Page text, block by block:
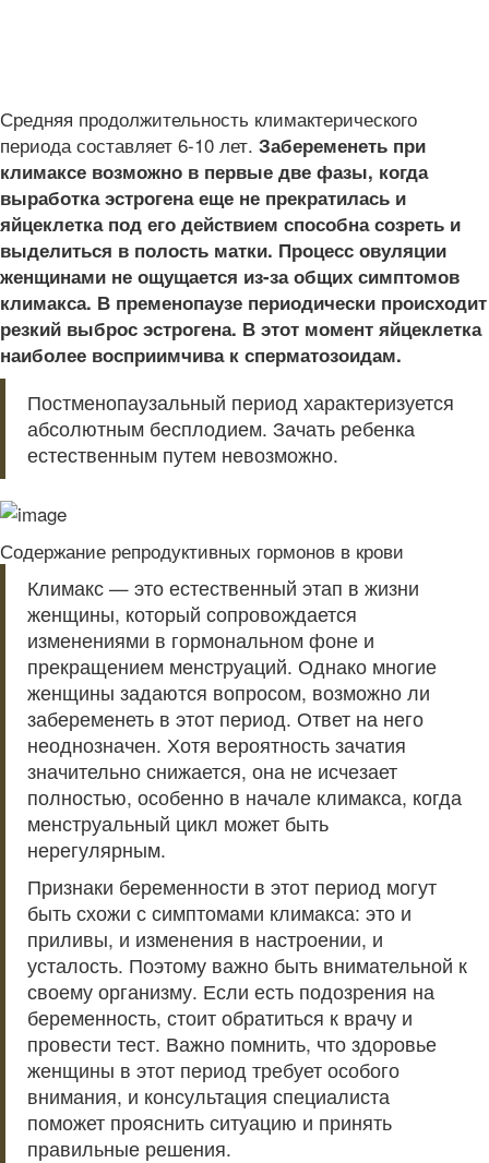
Средняя продолжительность климактерического
периода составляет 6-10 лет. Забеременеть при
климаксе возможно в первые две фазы, когда
выработка эстрогена еще не прекратилась и
яйцеклетка под его действием способна созреть и
выделиться в полость матки. Процесс овуляции
женщинами не ощущается из-за общих симптомов
климакса. В пременопаузе периодически происходит
резкий выброс эстрогена. В этот момент яйцеклетка
наиболее восприимчива к сперматозоидам.
Постменопаузальный период характеризуется
абсолютным бесплодием. Зачать ребенка
естественным путем невозможно.
Содержание репродуктивных гормонов в крови
Климакс — это естественный этап в жизни
женщины, который сопровождается
изменениями в гормональном фоне и
прекращением менструаций. Однако многие
женщины задаются вопросом, возможно ли
забеременеть в этот период. Ответ на него
неоднозначен. Хотя вероятность зачатия
значительно снижается, она не исчезает
полностью, особенно в начале климакса, когда
менструальный цикл может быть
нерегулярным.
Признаки беременности в этот период могут
быть схожи с симптомами климакса: это и
приливы, и изменения в настроении, и
усталость. Поэтому важно быть внимательной к
своему организму. Если есть подозрения на
беременность, стоит обратиться к врачу и
провести тест. Важно помнить, что здоровье
женщины в этот период требует особого
внимания, и консультация специалиста
поможет прояснить ситуацию и принять
правильные решения.